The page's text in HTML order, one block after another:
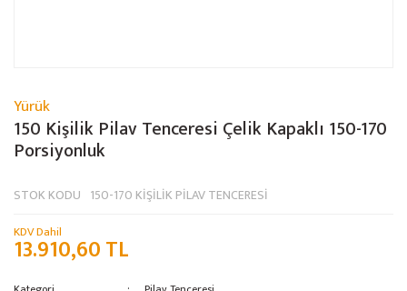
Yürük
150 Kişilik Pilav Tenceresi Çelik Kapaklı 150-170
Porsiyonluk
STOK KODU 150-170 KİŞİLİK PİLAV TENCERESİ
KDV Dahil
13.910,60 TL